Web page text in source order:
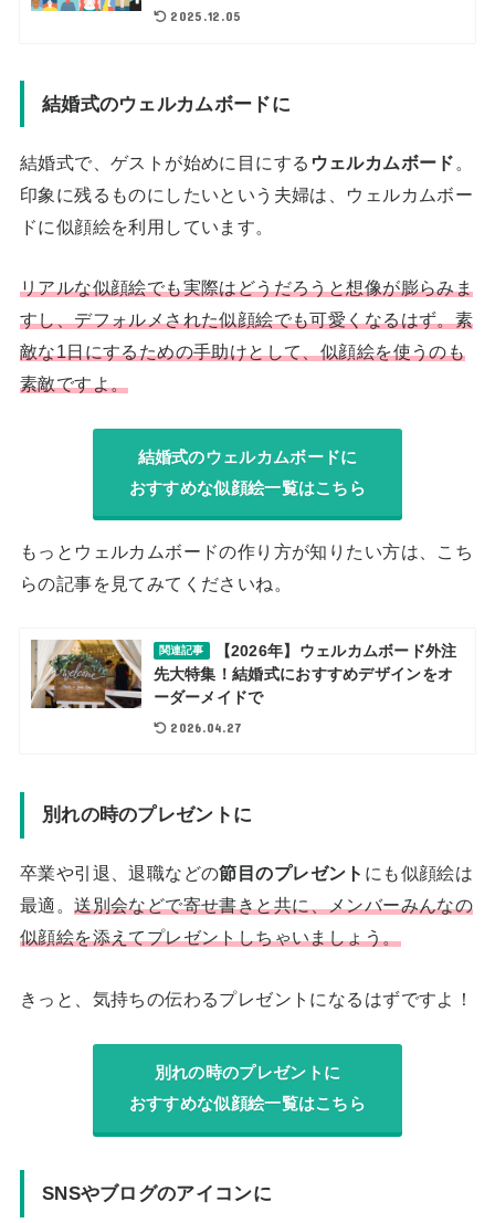
2025.12.05
結婚式のウェルカムボードに
結婚式で、ゲストが始めに目にする ウェルカムボード 。
印象に残るものにしたいという夫婦は、ウェルカムボー
ドに似顔絵を利用しています。
リアルな似顔絵でも実際はどうだろうと想像が膨らみま
すし、デフォルメされた似顔絵でも可愛くなるはず。素
敵な1日にするための手助けとして、似顔絵を使うのも
素敵ですよ。
結婚式のウェルカムボードに
おすすめな似顔絵一覧はこちら
もっとウェルカムボードの作り方が知りたい方は、こち
らの記事を見てみてくださいね。
関連記事
【2026年】ウェルカムボード外注
先大特集！結婚式におすすめデザインをオ
ーダーメイドで
2026.04.27
別れの時のプレゼントに
卒業や引退、退職などの節目のプレゼント にも似顔絵は
最適。送別会などで寄せ書きと共に、メンバーみんなの
似顔絵を添えてプレゼントしちゃいましょう。
きっと、気持ちの伝わるプレゼントになるはずですよ！
別れの時のプレゼントに
おすすめな似顔絵一覧はこちら
SNSやブログのアイコンに